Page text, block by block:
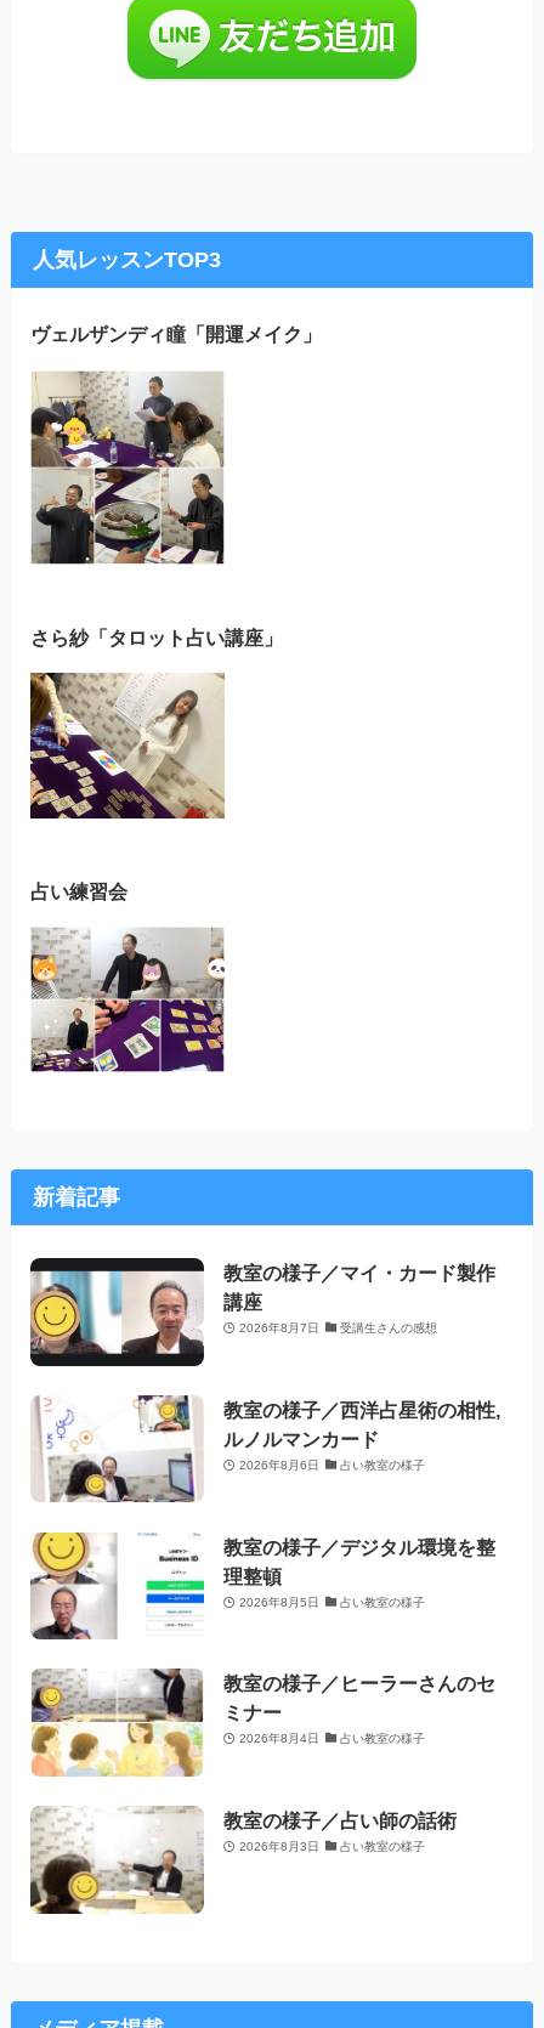
人気レッスンTOP3
ヴェルザンディ瞳「開運メイク」
さら紗「タロット占い講座」
占い練習会
新着記事
教室の様子／マイ・カード製作
講座
2026年8月7日 受講生さんの感想
教室の様子／西洋占星術の相性,
ルノルマンカード
2026年8月6日 占い教室の様子
教室の様子／デジタル環境を整
理整頓
2026年8月5日 占い教室の様子
教室の様子／ヒーラーさんのセ
ミナー
2026年8月4日 占い教室の様子
教室の様子／占い師の話術
2026年8月3日 占い教室の様子